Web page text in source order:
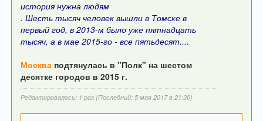
история нужна людям
. Шесть тысяч человек вышли в Томске в
первый год, в 2013-м было уже пятнадцать
тысяч, а в мае 2015-го - все пятьдесят....
Москва подтянулась в "Полк" на шестом
десятке городов в 2015 г.
Редактировалось: 1 раз (Последний: 5 мая 2017 в 21:30)